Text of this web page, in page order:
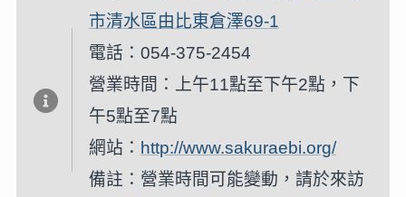
市清水區由比東倉澤69-1
電話：054-375-2454
營業時間：上午11點至下午2點，下
午5點至7點
網站： http://www.sakuraebi.org/
備註：營業時間可能變動，請於來訪